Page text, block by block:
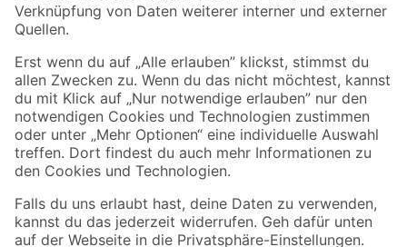
Sicher einkaufen
Jetzt die toom-App herunterladen
Alle Preisangaben in EUR inkl. gesetzl. MwSt.. Die dargestellten Angebote sind unter
Umständen nicht in allen Märkten verfügbar. Die angegebenen Verfügbarkeiten beziehen